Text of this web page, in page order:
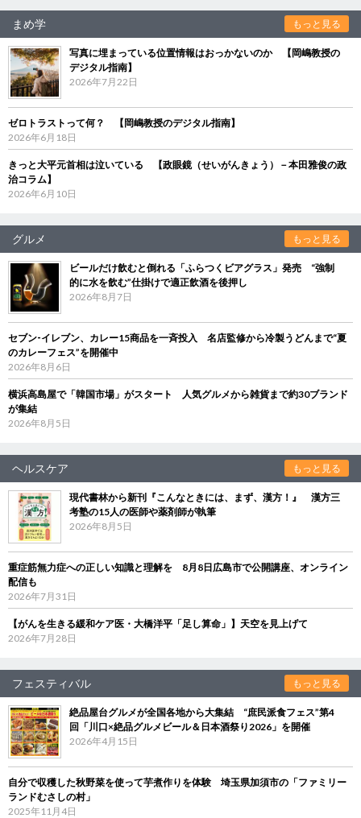
まめ学 もっと見る
写真に埋まっている位置情報はおっかないのか 【岡嶋教授の
デジタル指南】
2026年7月22日
ゼロトラストって何？ 【岡嶋教授のデジタル指南】
2026年6月18日
きっと大平元首相は泣いている 【政眼鏡（せいがんきょう）－本田雅俊の政
治コラム】
2026年6月10日
グルメ もっと見る
ビールだけ飲むと倒れる「ふらつくビアグラス」発売 “強制
的に水を飲む”仕掛けで適正飲酒を後押し
2026年8月7日
セブン‐イレブン、カレー15商品を一斉投入 名店監修から冷製うどんまで“夏
のカレーフェス”を開催中
2026年8月6日
横浜高島屋で「韓国市場」がスタート 人気グルメから雑貨まで約30ブランド
が集結
2026年8月5日
ヘルスケア もっと見る
現代書林から新刊『こんなときには、まず、漢方！』 漢方三
考塾の15人の医師や薬剤師が執筆
2026年8月5日
重症筋無力症への正しい知識と理解を 8月8日広島市で公開講座、オンライン
配信も
2026年7月31日
【がんを生きる緩和ケア医・大橋洋平「足し算命」】天空を見上げて
2026年7月28日
フェスティバル もっと見る
絶品屋台グルメが全国各地から大集結 “庶民派食フェス”第4
回「川口×絶品グルメビール＆日本酒祭り2026」を開催
2026年4月15日
自分で収穫した秋野菜を使って芋煮作りを体験 埼玉県加須市の「ファミリー
ランドむさしの村」
2025年11月4日